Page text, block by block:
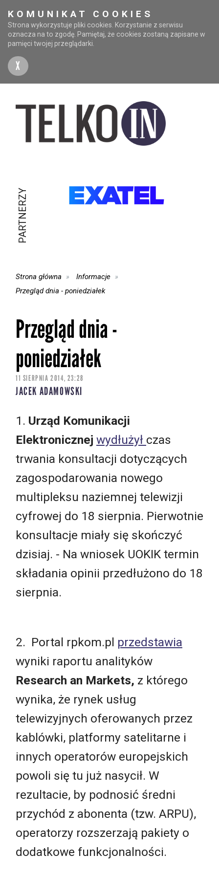
KOMUNIKAT COOKIES
Strona wykorzystuje pliki cookies. Korzystanie z serwisu
oznacza na to zgodę. Pamiętaj, że cookies zostaną zapisane w
pamięci twojej przeglądarki.
X
PARTNERZY
Strona główna
Informacje
Przegląd dnia - poniedziałek
Przegląd dnia -
poniedziałek
11 SIERPNIA 2014, 23:28
JACEK ADAMOWSKI
1. Urząd Komunikacji
Elektronicznej wydłużył czas
trwania konsultacji dotyczących
zagospodarowania nowego
multipleksu naziemnej telewizji
cyfrowej do 18 sierpnia. Pierwotnie
konsultacje miały się skończyć
dzisiaj. - Na wniosek UOKIK termin
składania opinii przedłużono do 18
sierpnia.
2. Portal rpkom.pl przedstawia
wyniki raportu analityków
Research an Markets, z którego
wynika, że rynek usług
telewizyjnych oferowanych przez
kablówki, platformy satelitarne i
innych operatorów europejskich
powoli się tu już nasycił. W
rezultacie, by podnosić średni
przychód z abonenta (tzw. ARPU),
operatorzy rozszerzają pakiety o
dodatkowe funkcjonalności.